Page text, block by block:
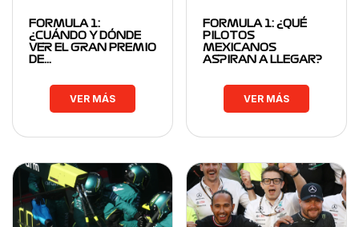
FORMULA 1:
¿CUÁNDO Y DÓNDE
VER EL GRAN PREMIO
DE…
VER MÁS
FORMULA 1: ¿QUÉ
PILOTOS
MEXICANOS
ASPIRAN A LLEGAR?
VER MÁS